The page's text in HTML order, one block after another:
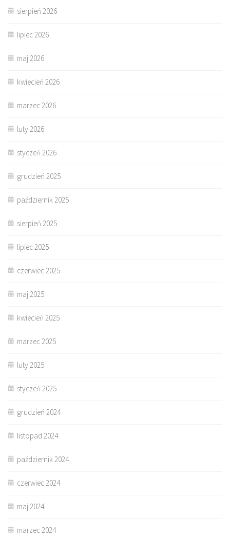
sierpień 2026
lipiec 2026
maj 2026
kwiecień 2026
marzec 2026
luty 2026
styczeń 2026
grudzień 2025
październik 2025
sierpień 2025
lipiec 2025
czerwiec 2025
maj 2025
kwiecień 2025
marzec 2025
luty 2025
styczeń 2025
grudzień 2024
listopad 2024
październik 2024
czerwiec 2024
maj 2024
marzec 2024